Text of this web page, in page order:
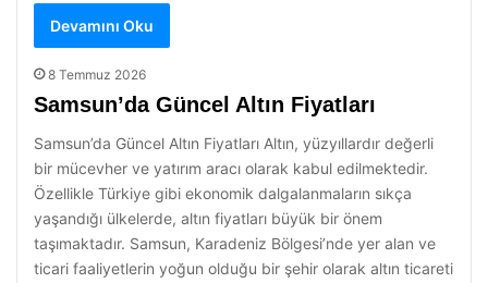
Devamını Oku
8 Temmuz 2026
Samsun’da Güncel Altın Fiyatları
Samsun’da Güncel Altın Fiyatları Altın, yüzyıllardır değerli
bir mücevher ve yatırım aracı olarak kabul edilmektedir.
Özellikle Türkiye gibi ekonomik dalgalanmaların sıkça
yaşandığı ülkelerde, altın fiyatları büyük bir önem
taşımaktadır. Samsun, Karadeniz Bölgesi’nde yer alan ve
ticari faaliyetlerin yoğun olduğu bir şehir olarak altın ticareti